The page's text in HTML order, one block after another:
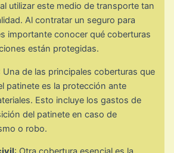
utilizar este medio de transporte tan
Al contratar un seguro para
importante conocer qué coberturas
están protegidas.
Una de las principales coberturas que
patinete es la protección ante
Esto incluye los gastos de
del patinete en caso de
o robo.